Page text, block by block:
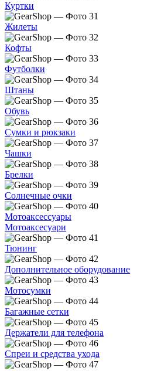
Куртки
Жилеты
Кофты
Футболки
Штаны
Обувь
Сумки и рюкзаки
Чашки
Брелки
Солнечные очки
Мотоаксессуары
Мотоаксесуари
Тюнинг
Дополнительное оборудование
Мотосумки
Багажные сетки
Держатели для телефона
Спреи и средства ухода